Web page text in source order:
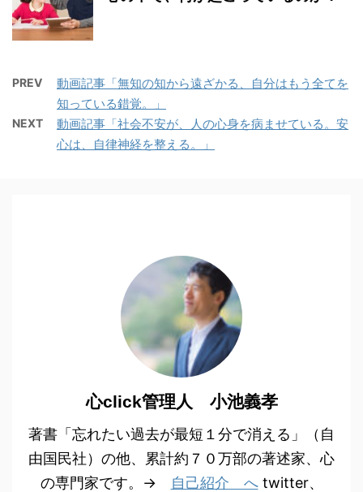
PREV
動画記事「無知の知から遠ざかる、自分はもう全てを
知っている錯覚。」
NEXT
動画記事「社会不安が、人の心身を病ませている。安
心は、自律神経を整える。」
心click管理人 小池義孝
著書「忘れたい過去が最短１分で消える」（自
由国民社）の他、累計約７０万部の著述家、心
の専門家です。→
自己紹介 へtwitter、